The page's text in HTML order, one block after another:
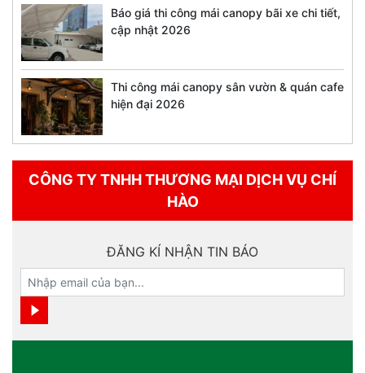
Báo giá thi công mái canopy bãi xe chi tiết,
cập nhật 2026
Thi công mái canopy sân vườn & quán cafe
hiện đại 2026
CÔNG TY TNHH THƯƠNG MẠI DỊCH VỤ CHÍ
HÀO
ĐĂNG KÍ NHẬN TIN BÁO